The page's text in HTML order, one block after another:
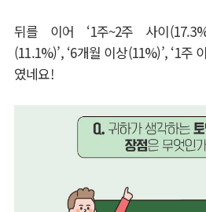
뒤를 이어 ‘1주~2주 사이
(11.1%)’, ‘6개월 이상(11%)’, ‘1주
였네요!